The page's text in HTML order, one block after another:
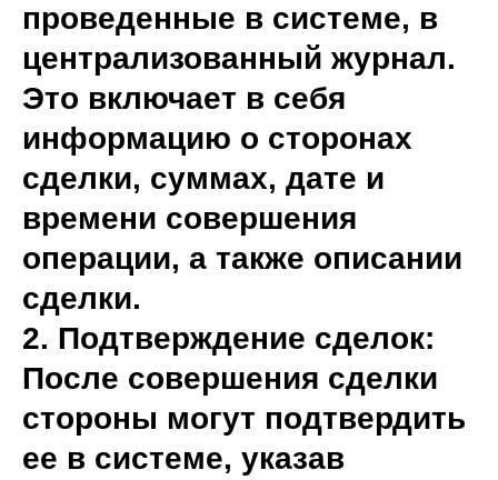
проведенные в системе, в
централизованный журнал.
Это включает в себя
информацию о сторонах
сделки, суммах, дате и
времени совершения
операции, а также описании
сделки.
2. Подтверждение сделок:
После совершения сделки
стороны могут подтвердить
ее в системе, указав